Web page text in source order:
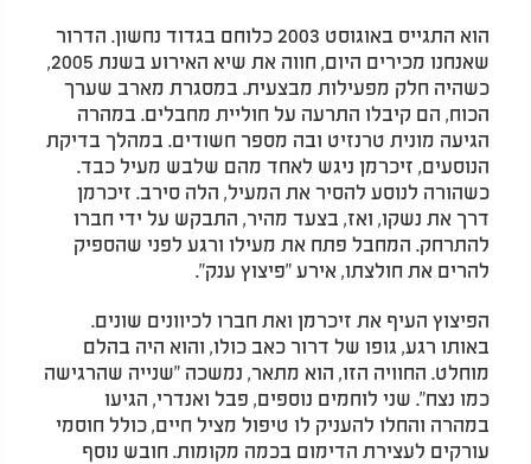
הוא התגייס באוגוסט 2003 כלוחם בגדוד נחשון. הדרור
שאנחנו מכירים היום, חווה את שיא האירוע בשנת 2005,
כשהיה חלק מפעילות מבצעית. במסגרת מארב שערך
הכוח, הם קיבלו התרעה על חוליית מחבלים. במהרה
הגיעה מונית טרנזיט ובה מספר חשודים. במהלך בדיקת
הנוסעים, זיכרמן ניגש לאחד מהם שלבש מעיל כבד.
כשהורה לנוסע להסיר את המעיל, הלה סירב. זיכרמן
דרך את נשקו, ואז, בצעד מהיר, התבקש על ידי חברו
להתרחק. המחבל פתח את מעילו ורגע לפני שהספיק
להרים את חולצתו, אירע "פיצוץ ענק".
הפיצוץ העיף את זיכרמן ואת חברו לכיוונים שונים.
באותו רגע, גופו של דרור כאב כולו, והוא היה בהלם
מוחלט. החוויה הזו, הוא מתאר, נמשכה "שנייה שהרגישה
כמו נצח". שני לוחמים נוספים, פבל ואנדרי, הגיעו
במהרה והחלו להעניק לו טיפול מציל חיים, כולל חוסמי
עורקים לעצירת הדימום בכמה מקומות. חובש נוסף